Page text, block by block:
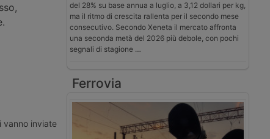
vanno inviate
del 28% su base annua a luglio, a 3,12 dollari per kg,
ma il ritmo di crescita rallenta per il secondo mese
consecutivo. Secondo Xeneta il mercato affronta
una seconda metà del 2026 più debole, con pochi
segnali di stagione …
Ferrovia